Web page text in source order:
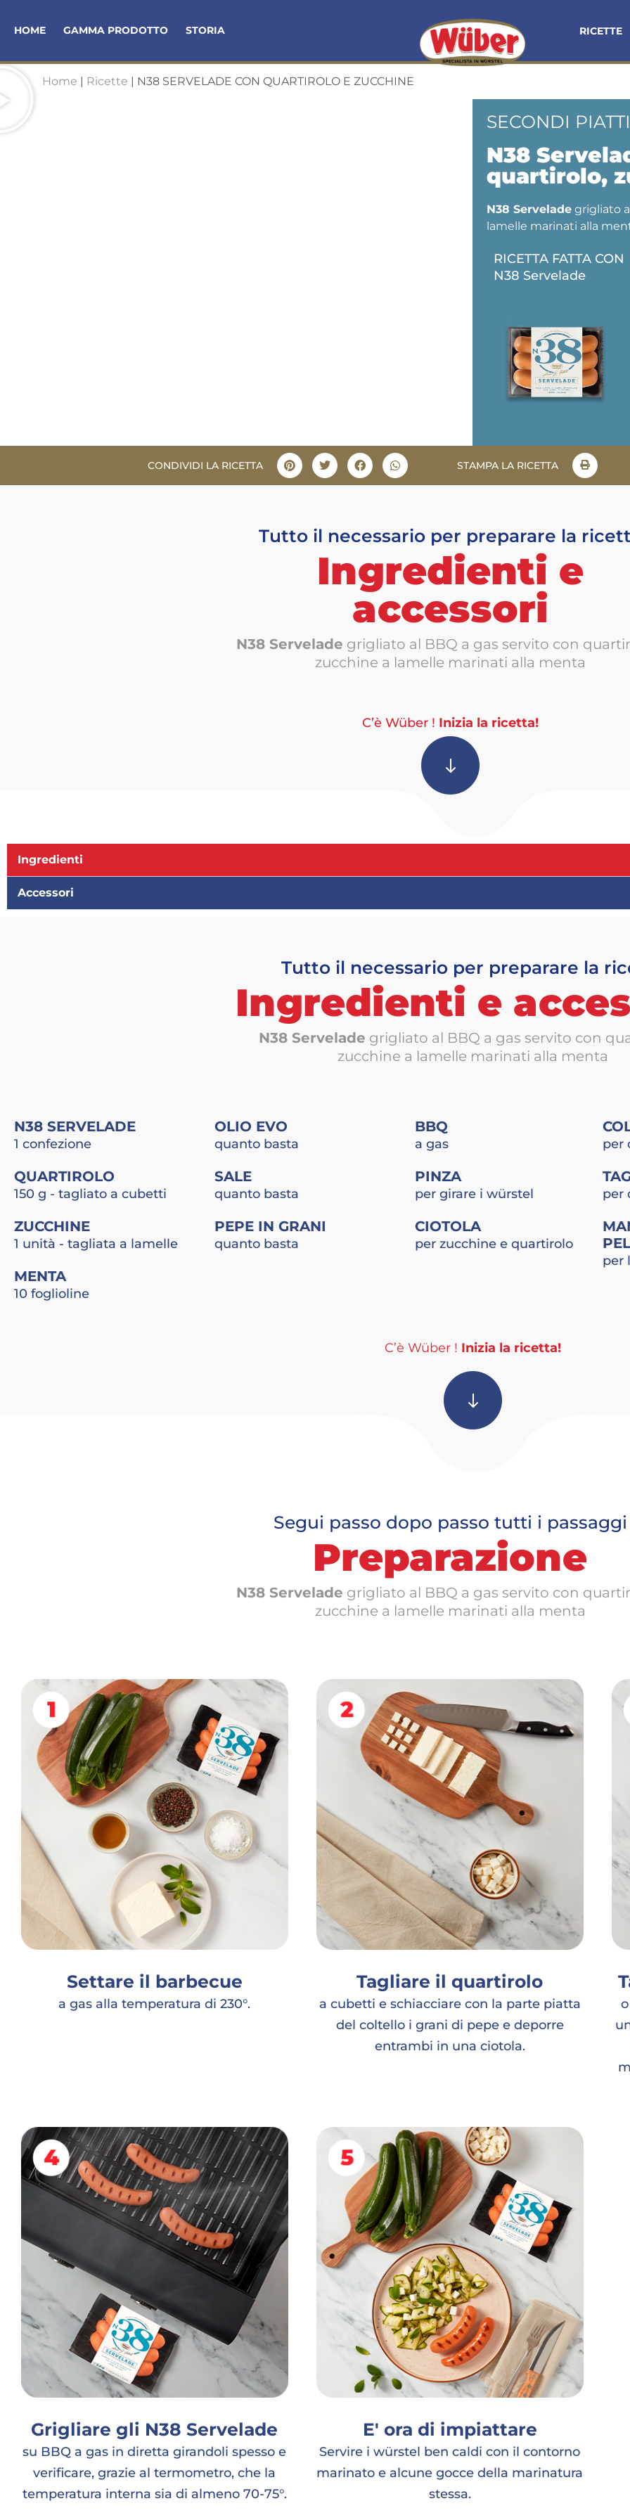
HOME GAMMA PRODOTTO STORIA RICETTE
Home | Ricette | N38 SERVELADE CON QUARTIROLO E ZUCCHINE
SECONDI PIATTI
N38
quartirolo,
N38 Servelade grigliato
lamelle marinati alla
RICETTA FATTA CON
N38 Servelade
CONDIVIDI LA RICETTA STAMPA LA RICETTA
Tutto il necessario per preparare la
Ingredienti e
accessori
N38 Servelade grigliato al BBQ a gas servito con
zucchine a lamelle marinati alla menta
C’è Wüber ! Inizia la ricetta!
Ingredienti
Accessori
Tutto il necessario per preparare la
Ingredienti e
N38 Servelade grigliato al BBQ a gas servito con
zucchine a lamelle marinati alla menta
N38 SERVELADE
1 confezione
QUARTIROLO
150 g - tagliato a cubetti
ZUCCHINE
1 unità - tagliata a lamelle
MENTA
10 foglioline
OLIO EVO
quanto basta
SALE
quanto basta
PEPE IN GRANI
quanto basta
BBQ
a gas
PINZA
per girare i würstel
CIOTOLA
per zucchine e quartirolo
per
per
per
C’è Wüber ! Inizia la ricetta!
Segui passo dopo passo tutti i passaggi
Preparazione
N38 Servelade grigliato al BBQ a gas servito con
zucchine a lamelle marinati alla menta
Settare il barbecue
a gas alla temperatura di 230°.
Tagliare il quartirolo
a cubetti e schiacciare con la parte piatta
del coltello i grani di pepe e deporre
entrambi in una ciotola.
Grigliare gli N38 Servelade
su BBQ a gas in diretta girandoli spesso e
verificare, grazie al termometro, che la
temperatura interna sia di almeno 70-75°.
E' ora di impiattare
Servire i würstel ben caldi con il contorno
marinato e alcune gocce della marinatura
stessa.